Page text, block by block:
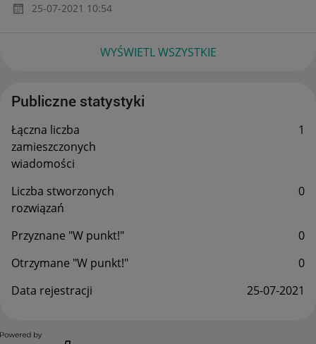
‎25-07-2021 10:54
WYŚWIETL WSZYSTKIE
Publiczne statystyki
Łączna liczba
zamieszczonych
wiadomości
1
Liczba stworzonych
rozwiązań
0
Przyznane "W punkt!"
0
Otrzymane "W punkt!"
0
Data rejestracji
‎25-07-2021